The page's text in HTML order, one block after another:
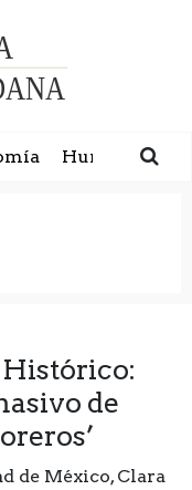
Humanidad
de
de México, Clara